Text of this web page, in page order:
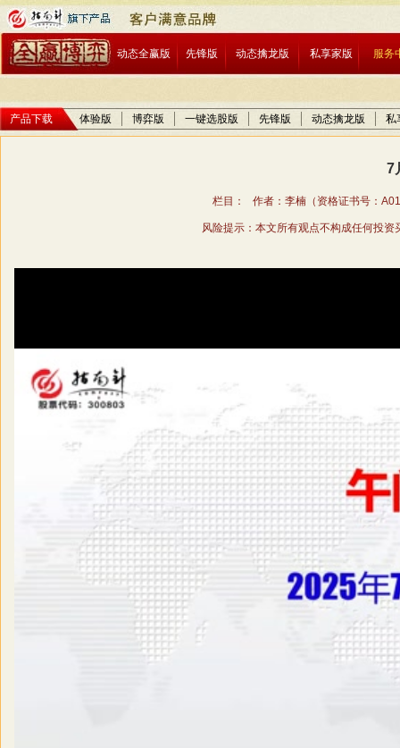
动态全赢版 先锋版 动态擒龙版 私享家版 服务
产品下载 体验版 博弈版 一键选股版 先锋版 动态擒龙版 私
7
栏目： 作者：李楠（资格证书号：
风险提示：本文所有观点不构成任何投